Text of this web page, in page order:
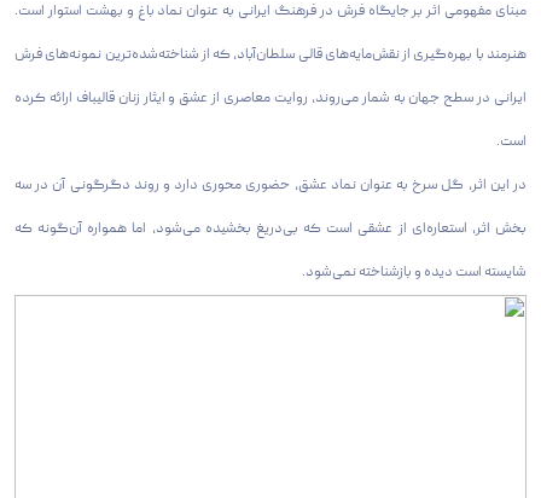
مبنای مفهومی اثر بر جایگاه فرش در فرهنگ ایرانی به عنوان نماد باغ و بهشت استوار است.
هنرمند با بهره‌گیری از نقش‌مایه‌های قالی سلطان‌آباد، که از شناخته‌شده‌ترین نمونه‌های فرش
ایرانی در سطح جهان به شمار می‌روند، روایت معاصری از عشق و ایثار زنان قالیباف ارائه کرده
است.
در این اثر، گل سرخ به عنوان نماد عشق، حضوری محوری دارد و روند دگرگونی آن در سه
بخش اثر، استعاره‌ای از عشقی است که بی‌دریغ بخشیده می‌شود، اما همواره آن‌گونه که
شایسته است دیده و بازشناخته نمی‌شود.